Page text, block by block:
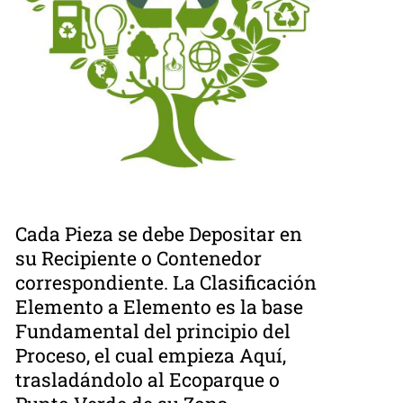
Cada Pieza se debe Depositar en
su Recipiente o Contenedor
correspondiente. La Clasificación
Elemento a Elemento es la base
Fundamental del principio del
Proceso, el cual empieza Aquí,
trasladándolo al Ecoparque o